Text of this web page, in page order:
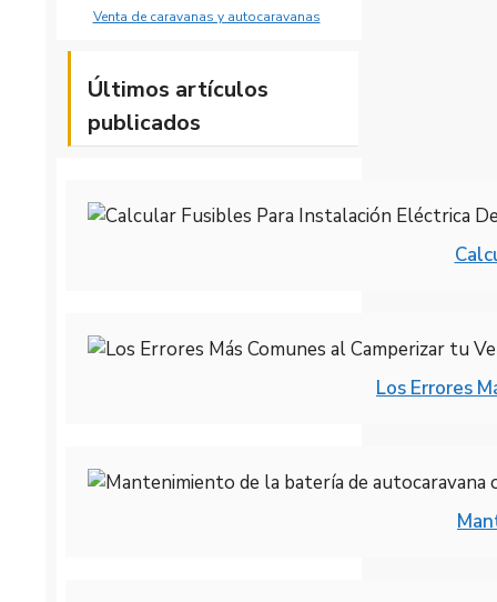
Venta de caravanas y autocaravanas
Últimos artículos
publicados
Los Errores